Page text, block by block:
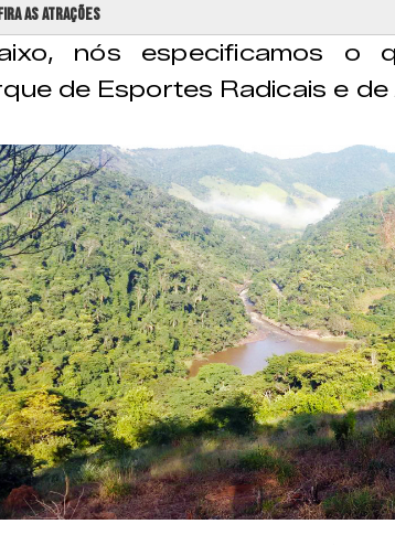
as atrações
nós especificamos o
de Esportes Radicais e de